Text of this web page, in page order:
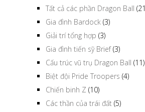
Tất cả các phần Dragon Ball
Gia đình Bardock (3)
Giải trí tổng hợp (3)
Gia đình tiến sỹ Brief(3)
Cấu trúc vũ trụ Dragon Ball (11)
Biệt đội Pride Troopers (4)
Chiến binh Z (10)
Các thần của trái đất (5)